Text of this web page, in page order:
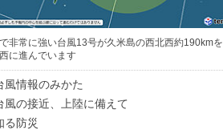
非常に強い台風13号が久米島の西北西約190kmを
に進んでいます
風情報のみかた
風の接近、上陸に備えて
る防災